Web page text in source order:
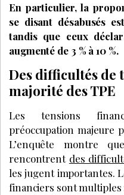
En particulier, la
se disant désabusés
tandis que ceux
augmenté de 3 % à 10 %.
Des difficultés
majorité des TPE
Les tensions
préoccupation majeure
L’enquête montre
rencontrent des
les jugent importantes.
financiers sont multiples